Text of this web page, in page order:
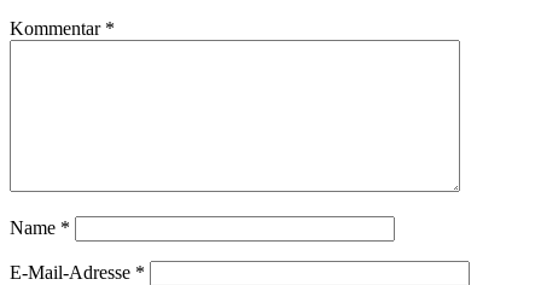
Kommentar *
Name *
E-Mail-Adresse *